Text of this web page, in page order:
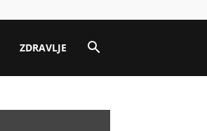
ZDRAVLJE